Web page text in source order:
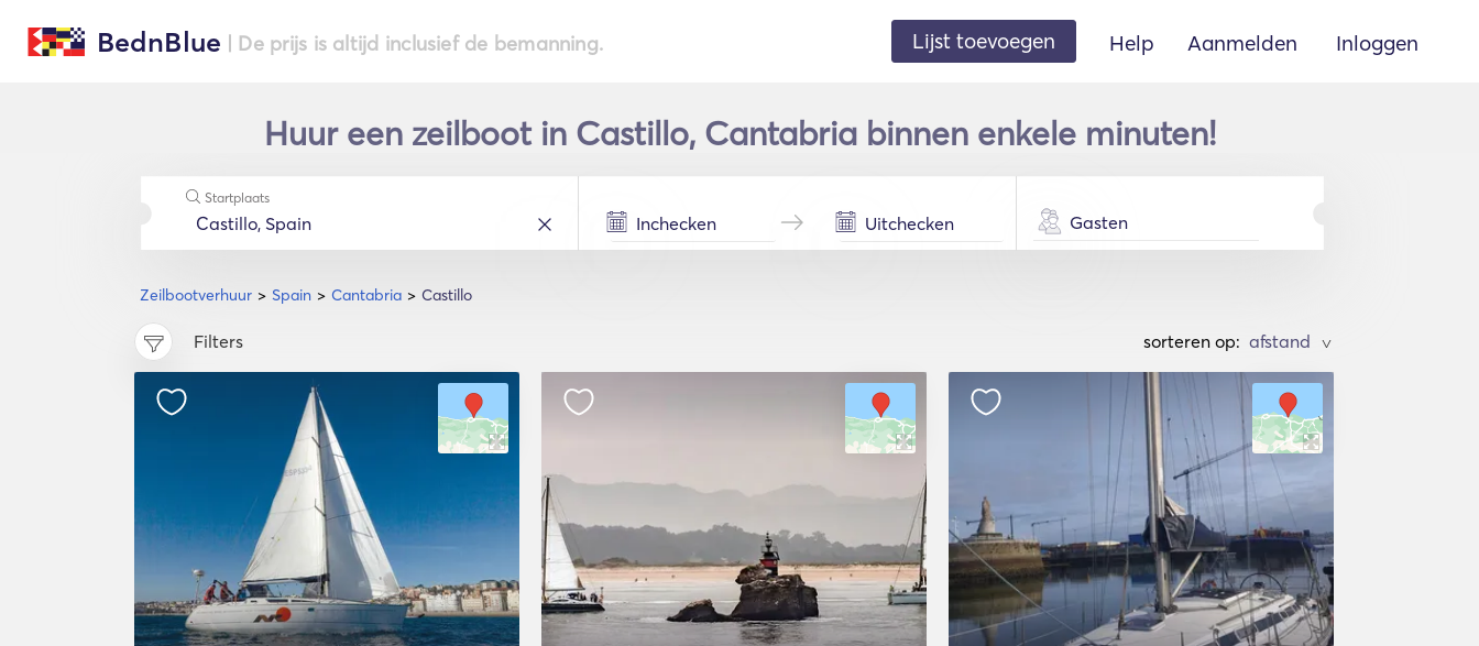
BednBlue | De prijs is altijd inclusief de bemanning. Lijst toevoegen Help Aanmelden Inloggen
Huur een zeilboot in Castillo, Cantabria binnen enkele minuten!
Zeilbootverhuur Spain Cantabria Castillo
Startplaats
Gasten
Filters sorteren op: >